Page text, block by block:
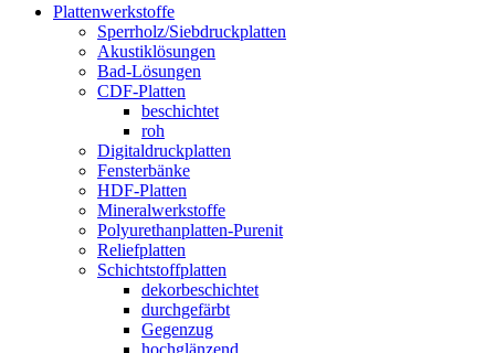
Plattenwerkstoffe
Sperrholz/Siebdruckplatten
Akustiklösungen
Bad-Lösungen
CDF-Platten
beschichtet
roh
Digitaldruckplatten
Fensterbänke
HDF-Platten
Mineralwerkstoffe
Polyurethanplatten-Purenit
Reliefplatten
Schichtstoffplatten
dekorbeschichtet
durchgefärbt
Gegenzug
hochglänzend